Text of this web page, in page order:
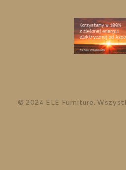
© 2024 ELE Furniture.